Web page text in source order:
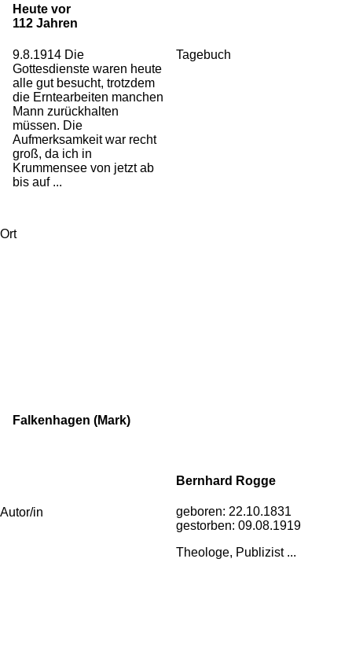
Heute vor
112 Jahren
9.8.1914 Die
Gottesdienste waren heute
alle gut besucht, trotzdem
die Erntearbeiten manchen
Mann zurückhalten
müssen. Die
Aufmerksamkeit war recht
groß, da ich in
Krummensee von jetzt ab
bis auf ...
Tagebuch
Ort
Falkenhagen (Mark)
Autor/in
Bernhard Rogge
geboren: 22.10.1831
gestorben: 09.08.1919
Theologe, Publizist ...